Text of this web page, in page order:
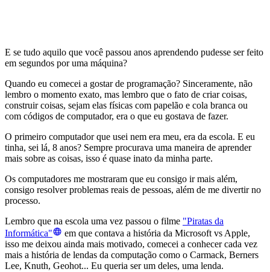
E se tudo aquilo que você passou anos aprendendo pudesse ser feito
em segundos por uma máquina?
Quando eu comecei a gostar de programação? Sinceramente, não
lembro o momento exato, mas lembro que o fato de criar coisas,
construir coisas, sejam elas físicas com papelão e cola branca ou
com códigos de computador, era o que eu gostava de fazer.
O primeiro computador que usei nem era meu, era da escola. E eu
tinha, sei lá, 8 anos? Sempre procurava uma maneira de aprender
mais sobre as coisas, isso é quase inato da minha parte.
Os computadores me mostraram que eu consigo ir mais além,
consigo resolver problemas reais de pessoas, além de me divertir no
processo.
Lembro que na escola uma vez passou o filme "Piratas da
Informática"
em que contava a história da Microsoft vs Apple,
isso me deixou ainda mais motivado, comecei a conhecer cada vez
mais a história de lendas da computação como o Carmack, Berners
Lee, Knuth, Geohot... Eu queria ser um deles, uma lenda.